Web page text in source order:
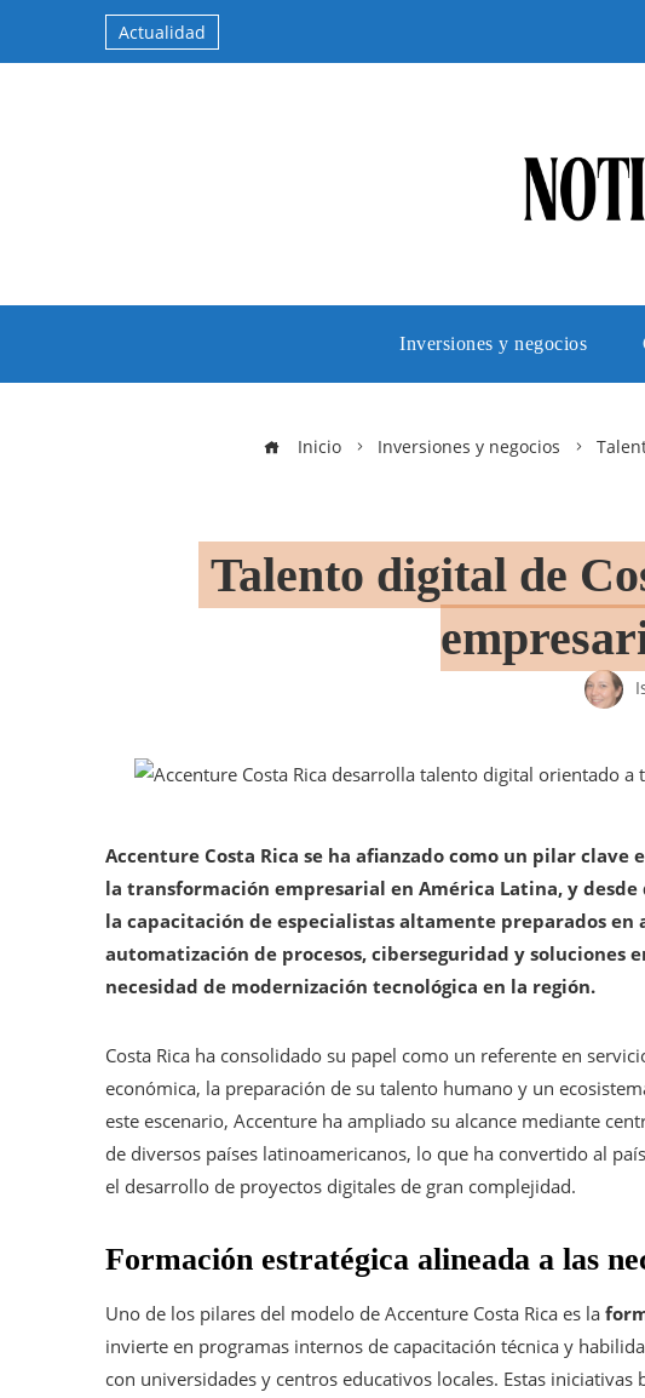
Actualidad
Inversiones y negocios
Inicio Inversiones y negocios
Talento digital de
Accenture Costa Rica se ha afianzado como un pilar
la transformación empresarial en América Latina, y
la capacitación de especialistas altamente preparados
automatización de procesos, ciberseguridad y soluciones
necesidad de modernización tecnológica en la región.
Costa Rica ha consolidado su papel como un referente en
económica, la preparación de su talento humano y un
este escenario, Accenture ha ampliado su alcance mediante
de diversos países latinoamericanos, lo que ha convertido al
el desarrollo de proyectos digitales de gran complejidad.
Formación estratégica alineada a las
Uno de los pilares del modelo de Accenture Costa Rica es la
invierte en programas internos de capacitación técnica y
con universidades y centros educativos locales. Estas